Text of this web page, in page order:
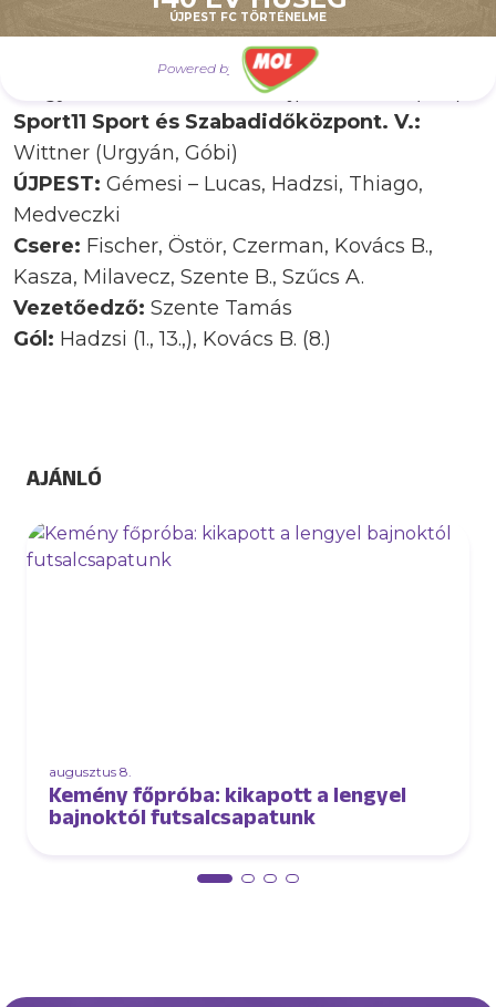
ÚJPEST FC TÖRTÉNELME
Powered by
Futsal NB I, 11. forduló
Magyar Futsal Akadémia–Újpest FC 7–3 (4–3)
Sport11 Sport és Szabadidőközpont. V.:
Wittner (Urgyán, Góbi)
ÚJPEST: Gémesi – Lucas, Hadzsi, Thiago,
Medveczki
Csere: Fischer, Östör, Czerman, Kovács B.,
Kasza, Milavecz, Szente B., Szűcs A.
Vezetőedző: Szente Tamás
Gól: Hadzsi (1., 13.,), Kovács B. (8.)
AJÁNLÓ
augusztus 8.
Kemény főpróba: kikapott a lengyel
bajnoktól futsalcsapatunk